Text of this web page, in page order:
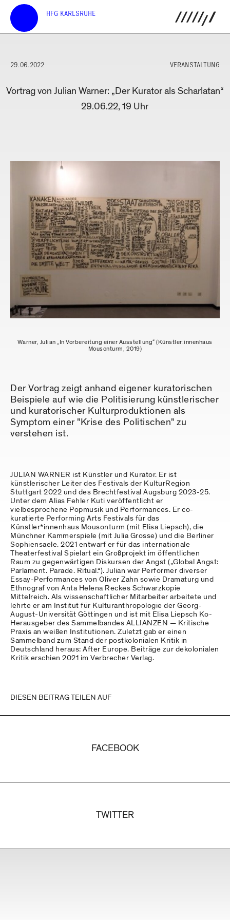
HFG KARLSRUHE
29.06.2022 VERANSTALTUNG
Vortrag von Julian Warner: „Der Kurator als Scharlatan“
29.06.22, 19 Uhr
Warner, Julian „In Vorbereitung einer Ausstellung“ (Künstler:innenhaus
Mousonturm, 2019)
Der Vortrag zeigt anhand eigener kuratorischen
Beispiele auf wie die Politisierung künstlerischer
und kuratorischer Kulturproduktionen als
Symptom einer "Krise des Politischen" zu
verstehen ist.
JULIAN WARNER ist Künstler und Kurator. Er ist
künstlerischer Leiter des Festivals der KulturRegion
Stuttgart 2022 und des Brechtfestival Augsburg 2023-25.
Unter dem Alias Fehler Kuti veröffentlicht er
vielbesprochene Popmusik und Performances. Er co-
kuratierte Performing Arts Festivals für das
Künstler*innenhaus Mousonturm (mit Elisa Liepsch), die
Münchner Kammerspiele (mit Julia Grosse) und die Berliner
Sophiensaele. 2021 entwarf er für das internationale
Theaterfestival Spielart ein Großprojekt im öffentlichen
Raum zu gegenwärtigen Diskursen der Angst („Global Angst:
Parlament. Parade. Ritual.“). Julian war Performer diverser
Essay-Performances von Oliver Zahn sowie Dramaturg und
Ethnograf von Anta Helena Reckes Schwarzkopie
Mittelreich. Als wissenschaftlicher Mitarbeiter arbeitete und
lehrte er am Institut für Kulturanthropologie der Georg-
August-Universität Göttingen und ist mit Elisa Liepsch Ko-
Herausgeber des Sammelbandes ALLIANZEN — Kritische
Praxis an weißen Institutionen. Zuletzt gab er einen
Sammelband zum Stand der postkolonialen Kritik in
Deutschland heraus: After Europe. Beiträge zur dekolonialen
Kritik erschien 2021 im Verbrecher Verlag.
DIESEN BEITRAG TEILEN AUF
FACEBOOK
TWITTER